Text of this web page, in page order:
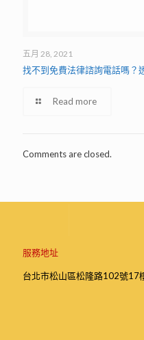
五月 28, 2021
找不到免費法律諮詢電話嗎？
Read more
Comments are closed.
服務地址
台北市松山區松隆路102號17